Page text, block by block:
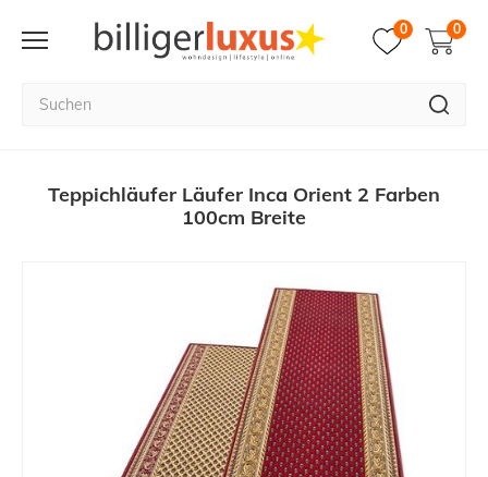
0 0
Teppichläufer Läufer Inca Orient 2 Farben
100cm Breite